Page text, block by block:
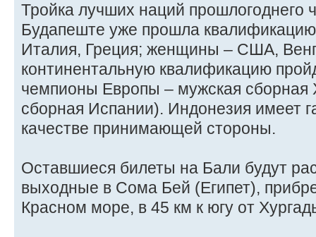
Тройка лучших наций прошлогоднего
Будапеште уже прошла
Италия, Греция; женщины – США,
континентальную квалификацию
чемпионы Европы – мужская сборная
сборная Испании). Индонезия имеет
качестве принимающей стороны.
Оставшиеся билеты на Бали будут
выходные в Сома Бей (Египет),
Красном море, в 45 км к югу от